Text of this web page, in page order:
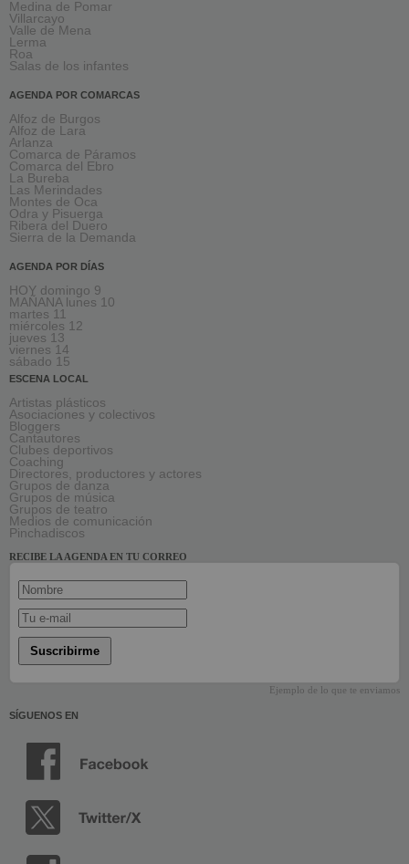
Medina de Pomar
Villarcayo
Valle de Mena
Lerma
Roa
Salas de los infantes
AGENDA POR COMARCAS
Alfoz de Burgos
Alfoz de Lara
Arlanza
Comarca de Páramos
Comarca del Ebro
La Bureba
Las Merindades
Montes de Oca
Odra y Pisuerga
Ribera del Duero
Sierra de la Demanda
AGENDA POR DÍAS
HOY domingo 9
MAÑANA lunes 10
martes 11
miércoles 12
jueves 13
viernes 14
sábado 15
ESCENA LOCAL
Artistas plásticos
Asociaciones y colectivos
Bloggers
Cantautores
Clubes deportivos
Coaching
Directores, productores y actores
Grupos de danza
Grupos de música
Grupos de teatro
Medios de comunicación
Pinchadiscos
RECIBE LA AGENDA EN TU CORREO
Suscribirme
Ejemplo de lo que te enviamos
SÍGUENOS EN